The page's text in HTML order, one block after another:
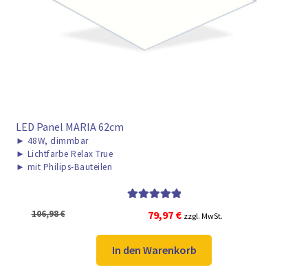
► ZAHLARTEN
► VERSANDARTEN
LED Panel MARIA 62cm
► 48W, dimmbar
► Lichtfarbe Relax True
► mit Philips-Bauteilen
von 5
106,98€
Ursprünglicher
Preis
war:
106,98 €
79,97 €Aktueller
Preis
ist:
79,97 €.
zzgl. MwSt.
In den Warenkorb